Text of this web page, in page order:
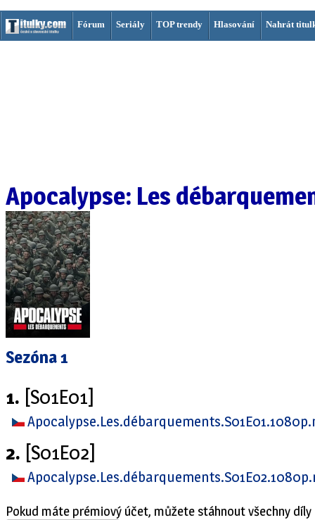
Fórum Seriály TOP trendy Hlasování Nahrát
Apocalypse: Les
Sezóna 1
1. [S01E01]
2. [S01E02]
Pokud máte prémiový účet, můžete stáhnout všechny díly